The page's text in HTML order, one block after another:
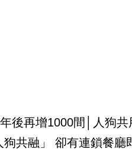
後再增1000間│人狗共
共融」 卻有連鎖餐廳